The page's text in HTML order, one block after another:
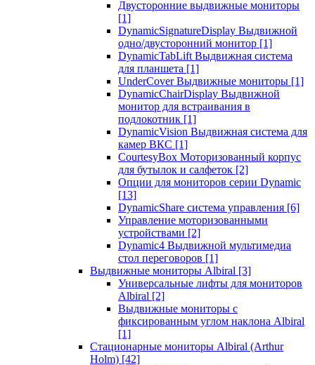
Двусторонние выдвижные мониторы
[1]
DynamicSignatureDisplay Выдвижной
одно/двусторонний монитор [1]
DynamicTabLift Выдвижная система
для планшета [1]
UnderCover Выдвижные мониторы [1]
DynamicChairDisplay Выдвижной
монитор для встраивания в
подлокотник [1]
DynamicVision Выдвижная система для
камер ВКС [1]
CourtesyBox Моторизованный корпус
для бутылок и салфеток [2]
Опции для мониторов серии Dynamic
[13]
DynamicShare система управления [6]
Управление моторизованными
устройствами [2]
Dynamic4 Выдвижной мультимедиа
стол переговоров [1]
Выдвижные мониторы Albiral [3]
Универсальные лифты для мониторов
Albiral [2]
Выдвижные мониторы с
фиксированным углом наклона Albiral
[1]
Стационарные мониторы Albiral (Arthur
Holm) [42]